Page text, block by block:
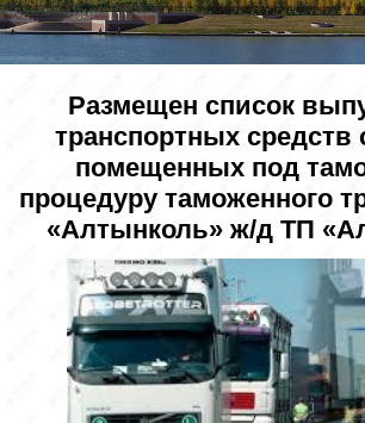
Размещен список
транспортных средств
помещенных под
процедуру таможенного
«Алтынколь» ж/д ТП